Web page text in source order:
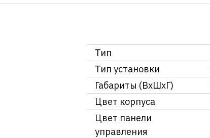
Тип
Тип установки
Габариты (ВхШхГ)
Цвет корпуса
Цвет панели
управления